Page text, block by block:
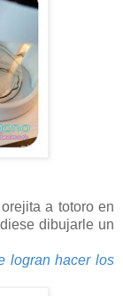
a totoro en
dibujarle un
logran hacer los